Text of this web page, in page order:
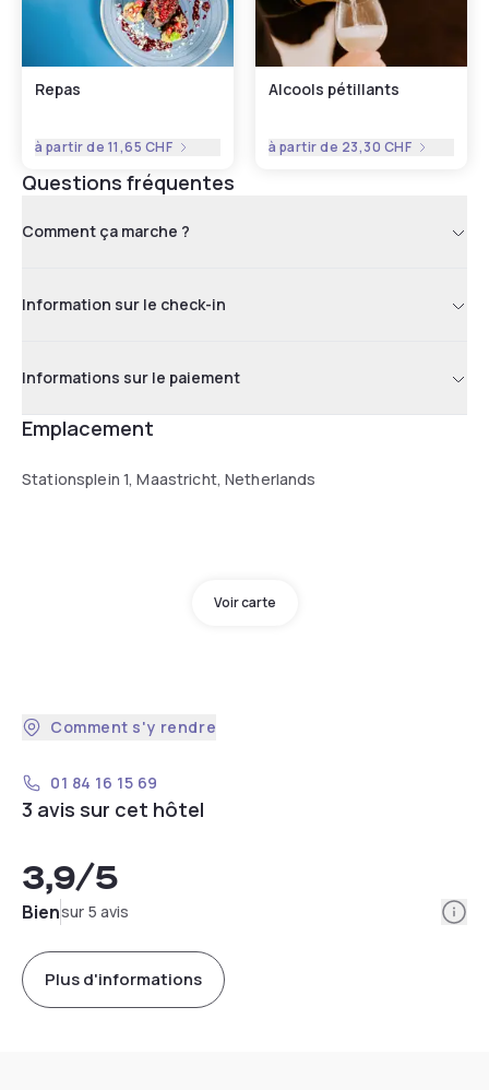
Repas
à partir de 11,65 CHF
Alcools pétillants
à partir de 23,30 CHF
Questions fréquentes
Comment ça marche ?
Information sur le check-in
Informations sur le paiement
Emplacement
Stationsplein 1, Maastricht, Netherlands
Voir carte
Comment s'y rendre
01 84 16 15 69
3 avis sur cet hôtel
3,9/5
Biensur 5 avis
Plus d'informations